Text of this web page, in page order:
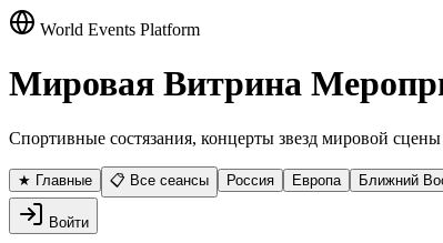
World Events Platform
Мировая Витрина
Спортивные состязания, концерты звезд мировой
★ Главные 📋 Все сеансы Россия Европа Ближний
Войти